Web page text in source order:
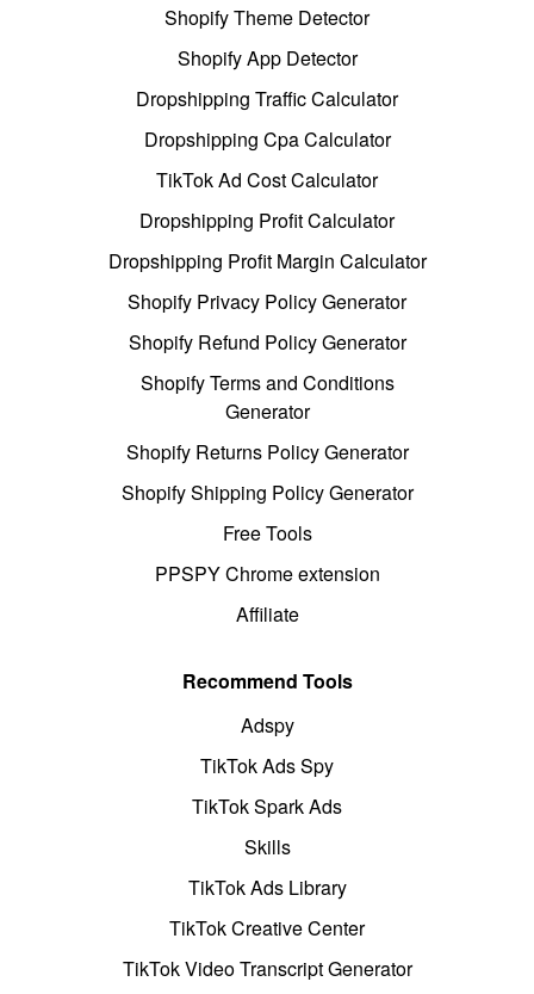
Shopify Theme Detector
Shopify App Detector
Dropshipping Traffic Calculator
Dropshipping Cpa Calculator
TikTok Ad Cost Calculator
Dropshipping Profit Calculator
Dropshipping Profit Margin Calculator
Shopify Privacy Policy Generator
Shopify Refund Policy Generator
Shopify Terms and Conditions
Generator
Shopify Returns Policy Generator
Shopify Shipping Policy Generator
Free Tools
PPSPY Chrome extension
Affiliate
Recommend Tools
Adspy
TikTok Ads Spy
TikTok Spark Ads
Skills
TikTok Ads Library
TikTok Creative Center
TikTok Video Transcript Generator